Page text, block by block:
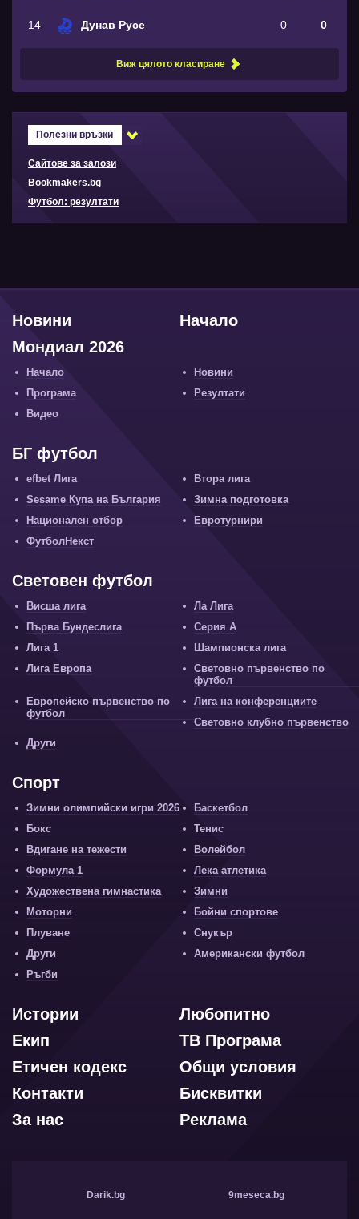
14 Дунав Русе 0 0
Виж цялото класиране
Полезни връзки
Сайтове за залози
Bookmakers.bg
Футбол: резултати
Начало
Новини
Мондиал 2026
Начало
Новини
Програма
Резултати
Видео
БГ футбол
efbet Лига
Втора лига
Sesame Купа на България
Зимна подготовка
Национален отбор
Евротурнири
ФутболНекст
Световен футбол
Висша лига
Ла Лига
Първа Бундеслига
Серия А
Лига 1
Шампионска лига
Лига Европа
Световно първенство по
футбол
Европейско първенство по
футбол
Лига на конференциите
Световно клубно първенство
Други
Спорт
Зимни олимпийски игри 2026
Баскетбол
Бокс
Тенис
Вдигане на тежести
Волейбол
Формула 1
Лека атлетика
Художествена гимнастика
Зимни
Моторни
Бойни спортове
Плуване
Снукър
Други
Американски футбол
Ръгби
Любопитно
Истории
ТВ Програма
Екип
Общи условия
Етичен кодекс
Бисквитки
Контакти
Реклама
За нас
Darik.bg 9meseca.bg